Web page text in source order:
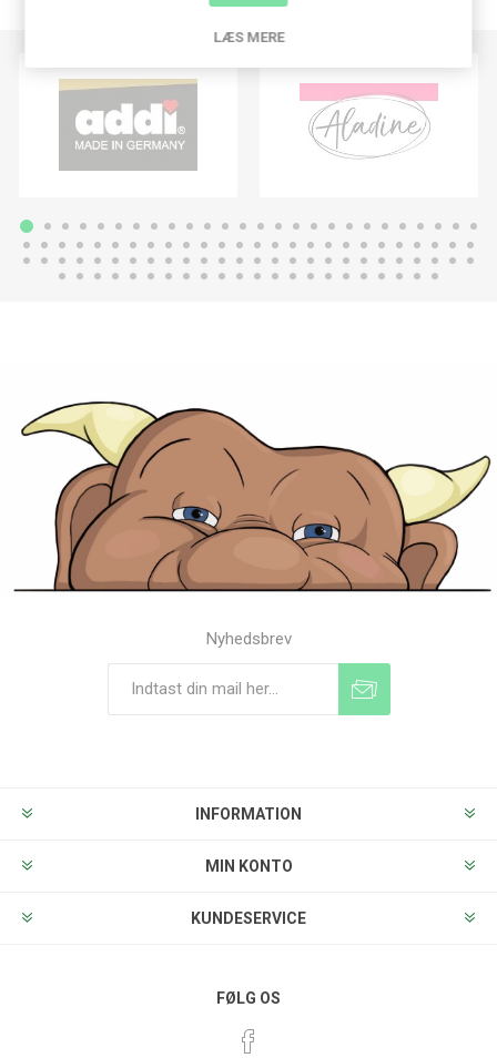
Nyhedsbrev
INFORMATION
MIN KONTO
KUNDESERVICE
FØLG OS
LÆS MERE